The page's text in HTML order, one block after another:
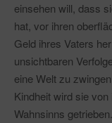
einsehen will, dass
hat, vor ihren
Geld ihres Vaters
unsichtbaren
eine Welt zu
Kindheit wird sie
Wahnsinns